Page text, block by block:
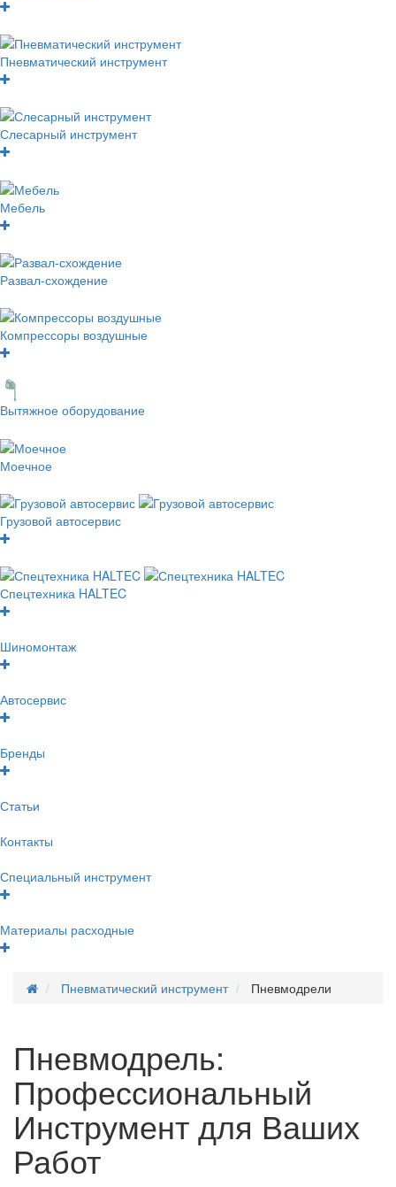
Пневматический инструмент
Слесарный инструмент
Мебель
Развал-схождение
Компрессоры воздушные
Вытяжное оборудование
Моечное
Грузовой автосервис
Спецтехника HALTEC
Шиномонтаж
Автосервис
Бренды
Статьи
Контакты
Специальный инструмент
Материалы расходные
Пневматический инструмент Пневмодрели
Пневмодрель:
Профессиональный
Инструмент для Ваших
Работ